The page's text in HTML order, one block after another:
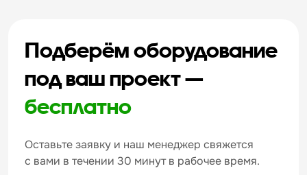
Подберём оборудование
под ваш проект —
бесплатно
Оставьте заявку и наш менеджер свяжется
с вами в течении 30 минут в рабочее время.